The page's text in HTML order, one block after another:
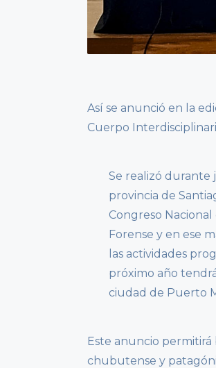
Así se anunció en la
Cuerpo
Se realizó durante
provincia de
Congreso
Forense y en ese
las actividades
próximo año
ciudad de Puerto
Este anuncio permitirá
chubutense y